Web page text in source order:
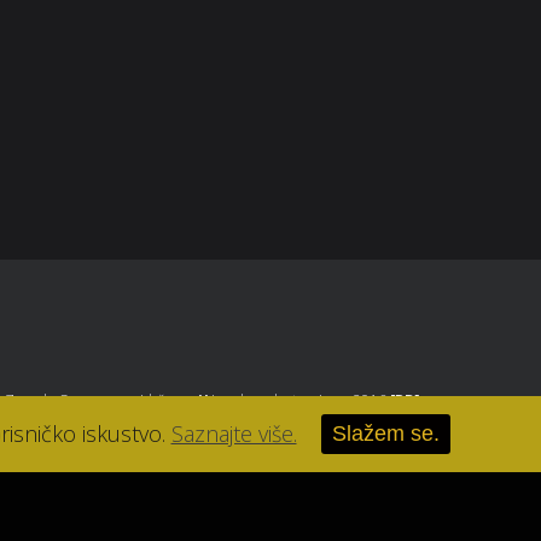
Zagreb. Sva prava pridržana.//Izrada web stranice u 2016[RB].
iskustvo. Saznajte više. Slažem se.